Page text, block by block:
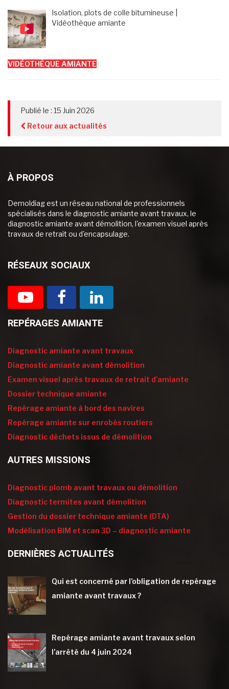
Isolation, plots de colle bitumineuse |
Vidéothèque amiante
VIDÉOTHÈQUE AMIANTE
Publié le : 15 Juin 2026
Retour aux actualités
À PROPOS
Demoldiag est un réseau national de professionnels
spécialisés dans le diagnostic amiante avant travaux, le
diagnostic amiante avant démolition, l'examen visuel après
travaux de retrait ou d'encapsulage.
RÉSEAUX SOCIAUX
REPÉRAGES AMIANTE
Diagnostic amiante avant travaux
Diagnostic amiante avant démolition
Examen visuel après travaux de retrait d’amiante
Dossier technique amiante
Repérage amiante à bord des navires
Repérage amiante sur enrobés routiers
Diagnostic déchets issus de démolition
AUTRES MISSIONS
Diagnostic plomb avant travaux ou démolition
Diagnostic termites avant démolition
Gestion du dossier technique amiante (DTA)
Modélisation BIM et scan 3D – diagnostic amiante
DERNIÈRES ACTUALITÉS
Qui est concerné par l’obligation de repérage
amiante avant travaux ?
Repérage amiante avant travaux selon
l’arrêté du 4 juin 2024